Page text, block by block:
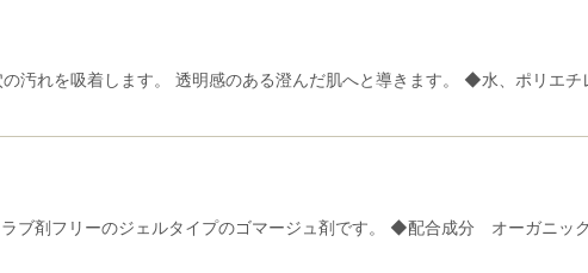
汚れを吸着します。 透明感のある澄んだ肌へと導きます。 ◆水、ポリエチ
剤フリーのジェルタイプのゴマージュ剤です。 ◆配合成分 オーガニック